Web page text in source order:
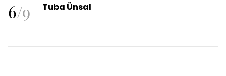
6/9 Tuba Ünsal